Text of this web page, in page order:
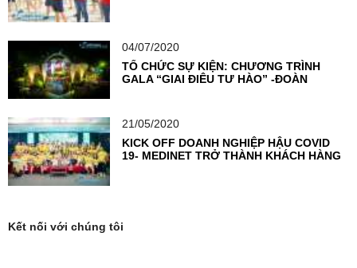
04/07/2020
TỔ CHỨC SỰ KIỆN: CHƯƠNG TRÌNH
GALA “GIAI ĐIỆU TỰ HÀO” -ĐOÀN
21/05/2020
KICK OFF DOANH NGHIỆP HẬU COVID
19- MEDINET TRỞ THÀNH KHÁCH HÀNG
Kết nối với chúng tôi